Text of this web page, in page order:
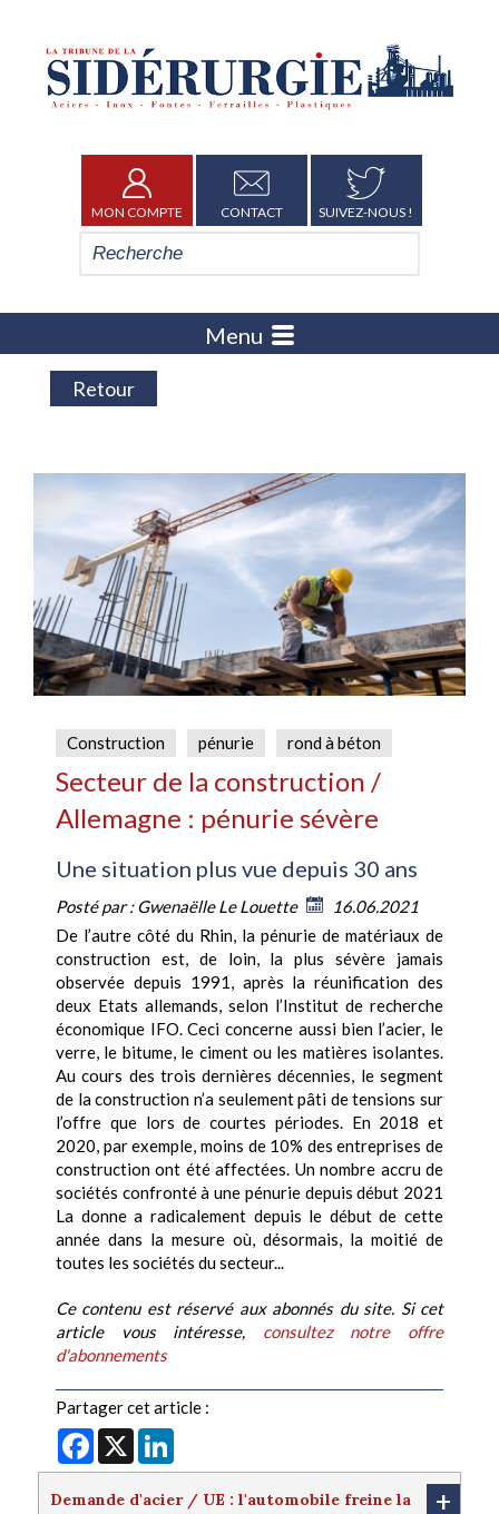
MON COMPTE CONTACT SUIVEZ-NOUS !
Menu
Retour
Construction pénurie rond à béton
Secteur de la construction /
Allemagne : pénurie sévère
Une situation plus vue depuis 30 ans
Posté par :Gwenaëlle Le Louette
16.06.2021
De l’autre côté du Rhin, la pénurie de matériaux de
construction est, de loin, la plus sévère jamais
observée depuis 1991, après la réunification des
deux Etats allemands, selon l’Institut de recherche
économique IFO. Ceci concerne aussi bien l’acier, le
verre, le bitume, le ciment ou les matières isolantes.
Au cours des trois dernières décennies, le segment
de la construction n’a seulement pâti de tensions sur
l’offre que lors de courtes périodes. En 2018 et
2020, par exemple, moins de 10% des entreprises de
construction ont été affectées. Un nombre accru de
sociétés confronté à une pénurie depuis début 2021
La donne a radicalement depuis le début de cette
année dans la mesure où, désormais, la moitié de
toutes les sociétés du secteur...
Ce contenu est réservé aux abonnés du site. Si cet
article vous intéresse, consultez notre offre
d'abonnements
Partager cet article :
Facebook
X
Demande d'acier / UE : l'automobile freine la
+